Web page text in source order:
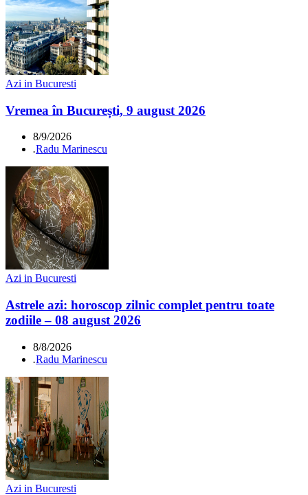
Azi in Bucuresti
Vremea în București, 9 august 2026
8/9/2026
.Radu Marinescu
Azi in Bucuresti
Astrele azi: horoscop zilnic complet pentru toate
zodiile – 08 august 2026
8/8/2026
.Radu Marinescu
Azi in Bucuresti